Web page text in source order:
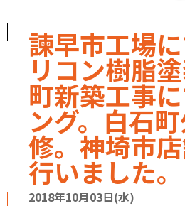
諫早市工場
リコン樹脂
町新築工事
ング。白石
修。神埼市
行いました。
2018年10月03日(水)